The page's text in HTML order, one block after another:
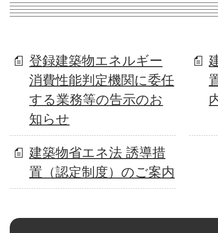
登録建築物エネルギー
消費性能判定機関に委任
する業務等の告示のお
知らせ
建築物省エネ法 誘導措
置（認定制度）のご案内